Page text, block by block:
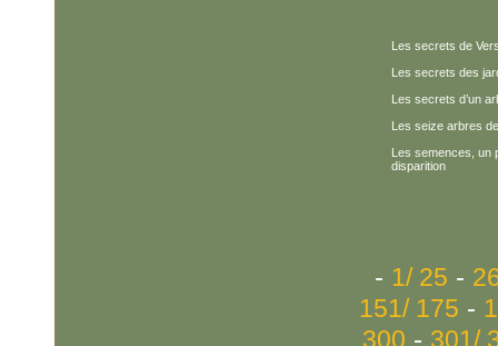
Les secrets de
Les secrets des
Les secrets d’un
Les seize arbres
Les semences, un
disparition
- 1/ 25 -
151/ 175 -
300 - 301/